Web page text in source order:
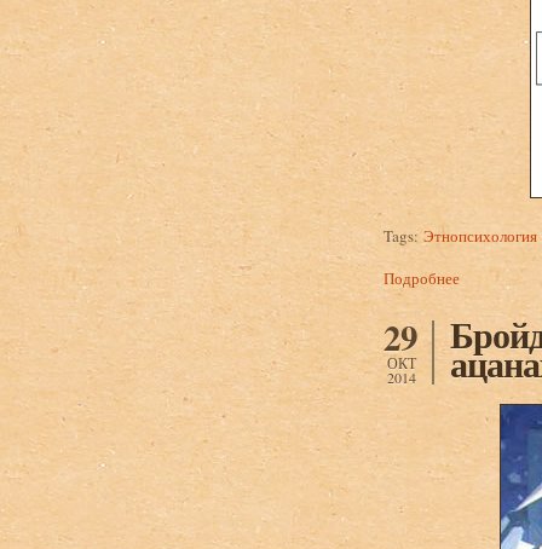
Tags: Этнопсихология
Подробнее о Бройдо
29
ОКТ
2014